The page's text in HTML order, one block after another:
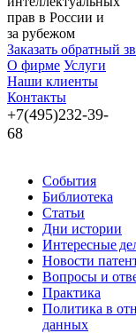
прав в России и
за рубежом
Заказать обратный
О фирме Услуги
Наши клиенты
Контакты
+7(495)232-39-
68
События
Библиотека
Статьи
Дни истории
Интересные
Новости
Вопросы и
Практика
Политика в
данных